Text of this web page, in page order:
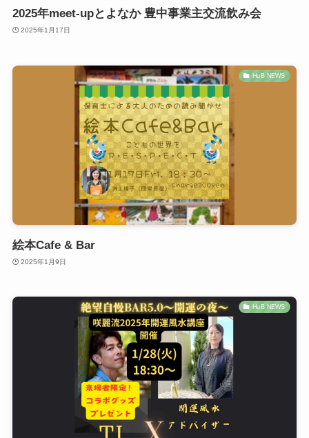
2025年meet-upとよなか 豊中事業主交流飲み会
2025年1月17日
HuB NEWS
絵本Cafe & Bar
2025年1月9日
HuB NEWS